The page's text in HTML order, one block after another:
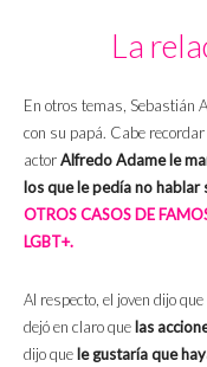
La
En otros temas, Sebastián
con su papá. Cabe
actorAlfredo Adame le
los que le pedía no
OTROS CASOS DE
LGBT+.
Al respecto, el joven dijo que
dejó en claro que las
dijo que le gustaría que